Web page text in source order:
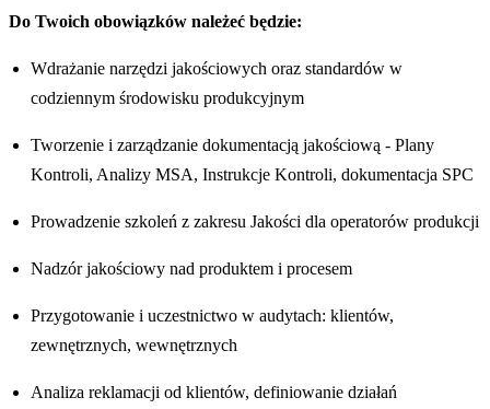
Do Twoich obowiązków należeć będzie:
Wdrażanie narzędzi jakościowych oraz standardów w
codziennym środowisku produkcyjnym
Tworzenie i zarządzanie dokumentacją jakościową - Plany
Kontroli, Analizy MSA, Instrukcje Kontroli, dokumentacja SPC
Prowadzenie szkoleń z zakresu Jakości dla operatorów produkcji
Nadzór jakościowy nad produktem i procesem
Przygotowanie i uczestnictwo w audytach: klientów,
zewnętrznych, wewnętrznych
Analiza reklamacji od klientów, definiowanie działań